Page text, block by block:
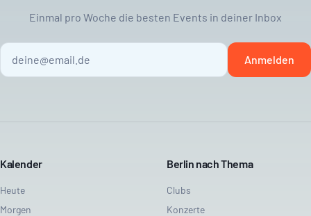
Einmal pro Woche die besten Events in deiner Inbox
Anmelden
Kalender
Heute
Morgen
Berlin nach Thema
Clubs
Konzerte